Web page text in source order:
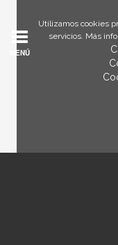
Utilizamos cookies
servicios. Más
MENÚ